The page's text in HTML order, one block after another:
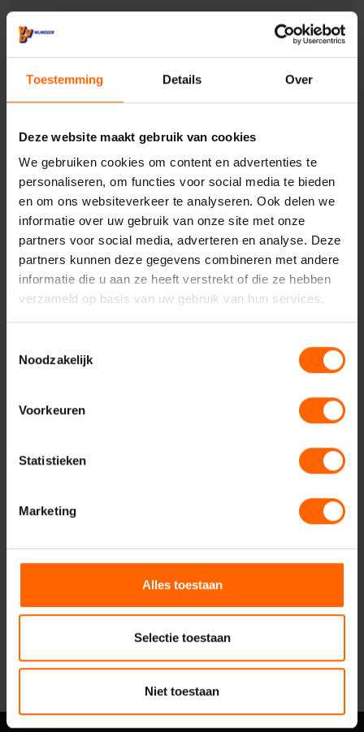
Toestemming Details Over
Deze website maakt gebruik van cookies
We gebruiken cookies om content en advertenties te
personaliseren, om functies voor social media te bieden
en om ons websiteverkeer te analyseren. Ook delen we
informatie over uw gebruik van onze site met onze
partners voor social media, adverteren en analyse. Deze
partners kunnen deze gegevens combineren met andere
informatie die u aan ze heeft verstrekt of die ze hebben
verzameld op basis van uw gebruik van hun services.
Noodzakelijk
Voorkeuren
Statistieken
Marketing
Alles toestaan
Selectie toestaan
Niet toestaan
Uw telefoonnummer*
Uw woonplaats
Geadresseerde